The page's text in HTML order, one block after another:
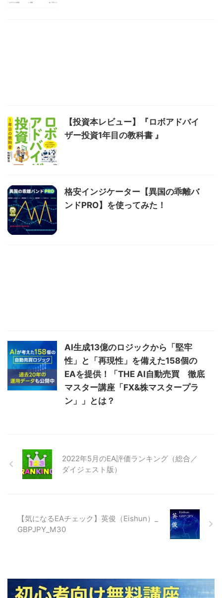
【投資本レビュー】『ロボアドバイ
ザー投資1年目の教科書 』
格安インジケーター【異国の乖離バ
ンドPRO】を使ってみた！
AI生成13億のロジックから「堅牢
性」と「再現性」を備えた158個の
EAを提供！「THE AI自動売買 徹底
マスター講座「FX&株マスタープラ
ン」」とは？
2022年5月のEA評価ランキング（総合／
ダイジェスト版）
【気になるEAチェック】英俊（Eishun）_
GBPJPY_M30